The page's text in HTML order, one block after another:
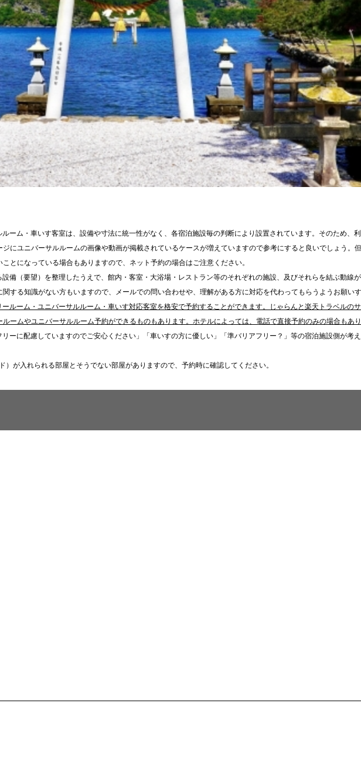
ーム・車いす客室は、設備や寸法に統一性がなく、各宿泊施設毎の判断により設置されています。そのため、
にユニバーサルルームの画像や動画が掲載されているケースが増えていますので参考にすると良いでしょう。
とになっている場合もありますので、ネット予約の場合はご注意ください。
備（要望）を整理したうえで、館内・客室・大浴場・レストラン等のそれぞれの施設、及びそれらを結ぶ動線
する知識がない方もいますので、メールでの問い合わせや、理解がある方に対応を代わってもらうようお願いす
ルーム・ユニバーサルルーム・車いす対応客室を格安で予約することができます。じゃらんと楽天トラベルの
ームやユニバーサルルーム予約ができるものもあります。ホテルによっては、電話で直接予約のみの場合もあり
ーに配慮していますのでご安心ください」「車いすの方に優しい」「準バリアフリー？」等の宿泊施設側が考
が入れられる部屋とそうでない部屋がありますので、予約時に確認してください。